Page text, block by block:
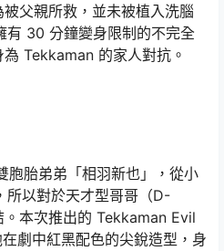
被父親所救，並未被植入洗腦
有 30 分鐘變身限制的不完全
Tekkaman 的家人對抗。
胎弟弟「相羽新也」，從小
所以對於天才型哥哥（D-
本次推出的 Tekkaman Evil
劇中紅黑配色的尖銳造型，身